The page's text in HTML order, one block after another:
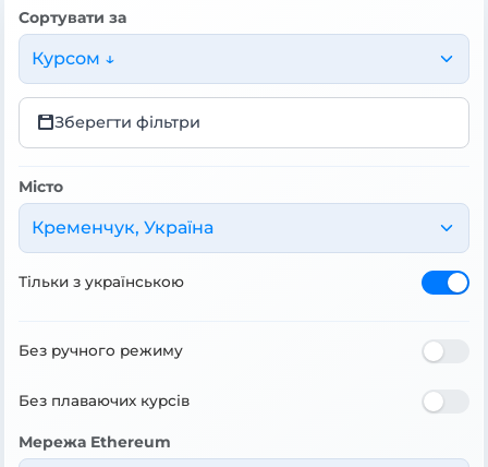
Сортувати за
Курсом ↓
Зберегти фільтри
Місто
Кременчук, Україна
Тільки з українською
Без ручного режиму
Без плаваючих курсів
Мережа Ethereum